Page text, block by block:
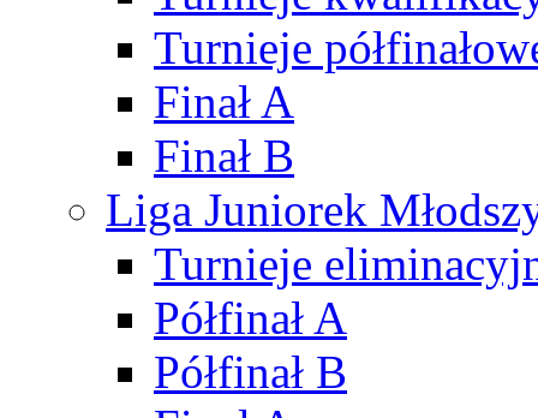
Turnieje
Finał A
Finał B
Liga Juniorek
Turnieje
Półfinał A
Półfinał B